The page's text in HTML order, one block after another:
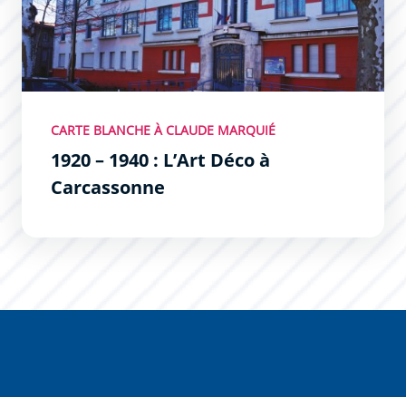
CARTE BLANCHE À CLAUDE MARQUIÉ
1920 – 1940 : L’Art Déco à
Carcassonne